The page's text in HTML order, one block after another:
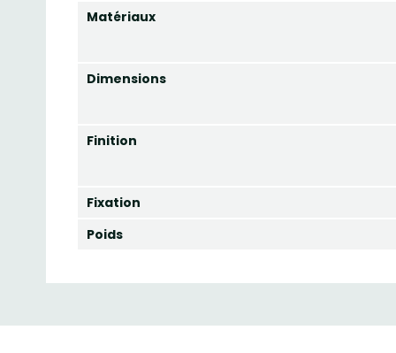
Matériaux
Dimensions
Finition
Fixation
Poids